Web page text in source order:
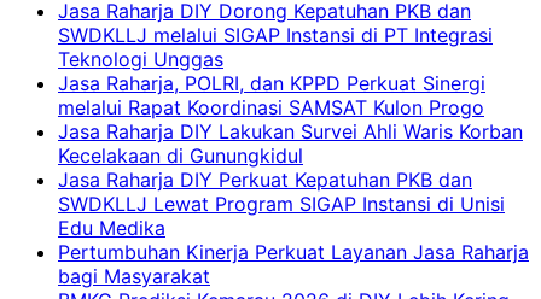
Jasa Raharja DIY Dorong Kepatuhan PKB dan
SWDKLLJ melalui SIGAP Instansi di PT Integrasi
Teknologi Unggas
Jasa Raharja, POLRI, dan KPPD Perkuat Sinergi
melalui Rapat Koordinasi SAMSAT Kulon Progo
Jasa Raharja DIY Lakukan Survei Ahli Waris Korban
Kecelakaan di Gunungkidul
Jasa Raharja DIY Perkuat Kepatuhan PKB dan
SWDKLLJ Lewat Program SIGAP Instansi di Unisi
Edu Medika
Pertumbuhan Kinerja Perkuat Layanan Jasa Raharja
bagi Masyarakat